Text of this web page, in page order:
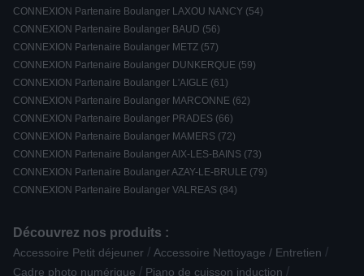
CONNEXION Partenaire Boulanger LAXOU NANCY (54)
CONNEXION Partenaire Boulanger BAUD (56)
CONNEXION Partenaire Boulanger METZ (57)
CONNEXION Partenaire Boulanger DUNKERQUE (59)
CONNEXION Partenaire Boulanger L'AIGLE (61)
CONNEXION Partenaire Boulanger MARCONNE (62)
CONNEXION Partenaire Boulanger PRADES (66)
CONNEXION Partenaire Boulanger MAMERS (72)
CONNEXION Partenaire Boulanger AIX-LES-BAINS (73)
CONNEXION Partenaire Boulanger AZAY-LE-BRULE (79)
CONNEXION Partenaire Boulanger VALREAS (84)
Découvrez nos produits :
Accessoire Petit déjeuner / Accessoire Nettoyage / Entretien /
Cadre photo numérique / Piano de cuisson induction /